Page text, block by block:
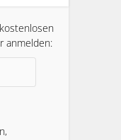
anmelden: